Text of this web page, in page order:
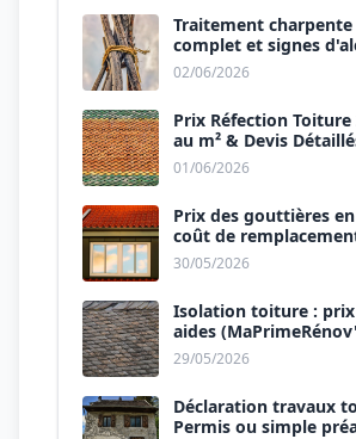
Traitement
complet et signes
02/06/2026
Prix Réfection Toiture
au m² & Devis
01/06/2026
Prix des gouttières en
coût de
matériaux
30/05/2026
Isolation toiture : prix
aides
29/05/2026
Déclaration travaux
Permis ou simple